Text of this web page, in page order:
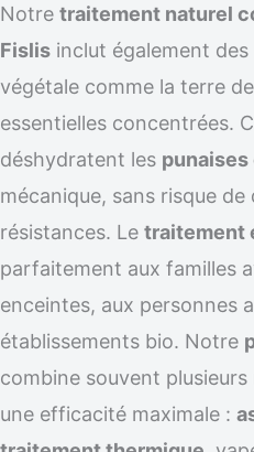
Notre traitement naturel
Fislis inclut également des
végétale comme la terre
essentielles concentrées.
déshydratent les punaises
mécanique, sans risque
résistances. Le traitement
parfaitement aux familles
enceintes, aux personnes
établissements bio. Notre
combine souvent
une efficacité maximale :